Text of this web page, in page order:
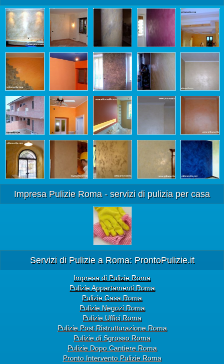
Impresa Pulizie Roma - servizi di pulizia per casa
Servizi di Pulizie a Roma: ProntoPulizie.it
Impresa di Pulizie Roma
Pulizie Appartamenti Roma
Pulizie Casa Roma
Pulizie Negozi Roma
Pulizie Uffici Roma
Pulizie Post Ristrutturazione Roma
Pulizie di Sgrosso Roma
Pulizie Dopo Cantiere Roma
Pronto Intervento Pulizie Roma